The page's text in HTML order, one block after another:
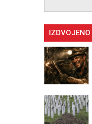
IZDVOJENO